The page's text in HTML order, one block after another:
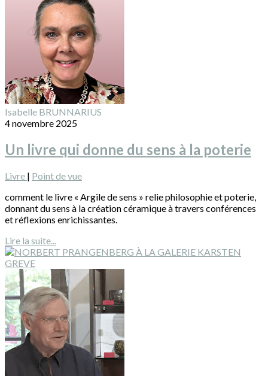
Isabelle BRUNNARIUS
4 novembre 2025
Un livre qui donne du sens à la poterie
Livre | Point de vue
comment le livre « Argile de sens » relie philosophie et poterie,
donnant du sens à la création céramique à travers conférences
et réflexions enrichissantes.
Lire la suite...